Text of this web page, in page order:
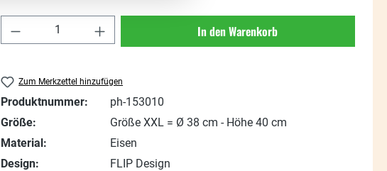
Produkt Anzahl: Gib den gewünschten Wert ein
In den Warenkorb
Zum Merkzettel hinzufügen
Produktnummer:
ph-153010
Größe:
Größe XXL = Ø 38 cm - Höhe 40 cm
Material:
Eisen
Design:
FLIP Design